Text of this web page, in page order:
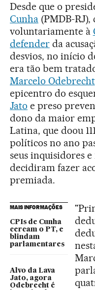
Desde que o
Cunha(PMDB-RJ),
voluntariamente à
defenderda
desvios, no início
era tão bem
Marcelo Odebrecht
epicentro do
Jato e preso
dono da maior
Latina, que doou
políticos no ano
seus inquisidores e
decidiram fazer
premiada.
MAIS INFORMAÇÕES
CPIs de Cunha
cercam o PT, e
blindam
parlamentares
Alvo da Lava
Jato, agora
Odebrecht é